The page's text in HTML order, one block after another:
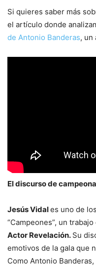
Si quieres saber más
el artículo donde
de Antonio Banderas, un
El discurso de
Jesús Vidales uno de
“Campeones”, un
Actor Revelación. Su
emotivos de la gala que
Como Antonio